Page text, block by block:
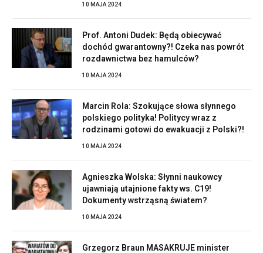
10 MAJA 2024
Prof. Antoni Dudek: Będą obiecywać
dochód gwarantowny?! Czeka nas powrót
rozdawnictwa bez hamulców?
10 MAJA 2024
Marcin Rola: Szokujące słowa słynnego
polskiego polityka! Politycy wraz z
rodzinami gotowi do ewakuacji z Polski?!
10 MAJA 2024
Agnieszka Wolska: Słynni naukowcy
ujawniają utajnione fakty ws. C19!
Dokumenty wstrząsną światem?
10 MAJA 2024
Grzegorz Braun MASAKRUJE minister